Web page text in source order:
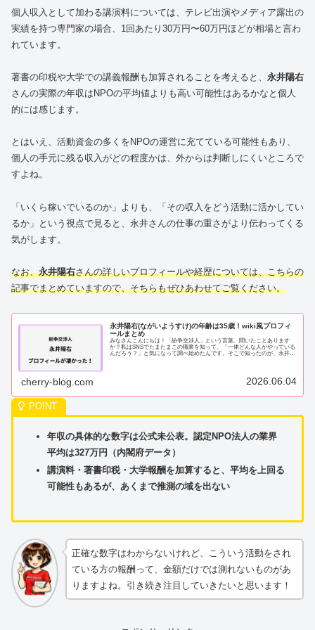
個人収入として加わる講演料については、テレビ出演やメディア露出の
実績を持つ専門家の場合、1回あたり30万円〜60万円ほどが相場と言わ
れています。
著書の印税や大学での講義報酬も加算されることを考えると、 永井陽右
さんの実際の年収はNPOの平均値よりも高い可能性はあるかなと個人
的には感じます。
とはいえ、活動資金の多くをNPOの運営に充てている可能性もあり、
個人の手元に残る収入がどの程度かは、外からは判断しにくいところで
すよね。
「いくら稼いでいるのか」よりも、「その収入をどう活動に活かしてい
るか」という視点で見ると、永井さんの仕事の重さがより伝わってくる
気がします。
なお、永井陽右さんの詳しいプロフィールや経歴については、こちらの
記事でまとめていますので、そちらもぜひあわせてご覧ください。
永井陽右(ながいようすけ)の年齢は35歳！wiki風プロフィ
ールまとめ
みなさんこんにちは！「紛争交渉人」という言葉、聞いたことあります
か？私はSNSでたまたまこの職業を知って、「一体どんな人がやっている
んだろう？」と気になって調べ始めたんです。そこで知ったのが、永井陽
cherry-blog.com 2026.06.04
年収の具体的な数字は公式未公表。認定NPO法人の業界
平均は327万円（内閣府データ）
講演料・著書印税・大学報酬を加算すると、平均を上回る
可能性もあるが、あくまで推測の域を出ない
正確な数字はわからないけれど、こういう活動をされ
ている方の報酬って、金額だけでは測れないものがあ
りますよね。引き続き注目していきたいと思います！